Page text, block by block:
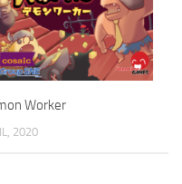
Worker
2020